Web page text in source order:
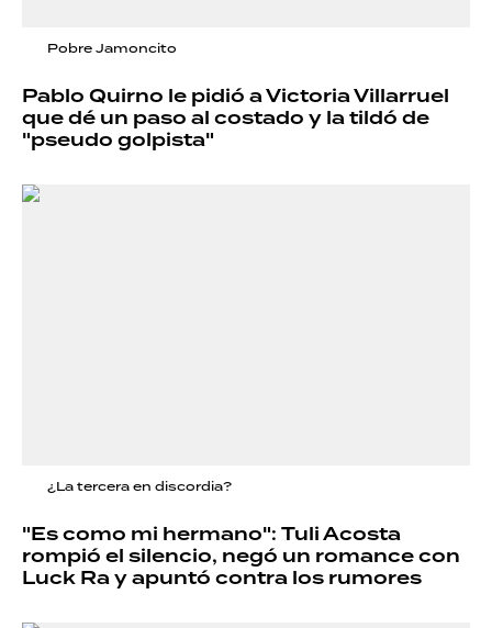
Pobre Jamoncito
Pablo Quirno le pidió a Victoria Villarruel
que dé un paso al costado y la tildó de
"pseudo golpista"
¿La tercera en discordia?
"Es como mi hermano": Tuli Acosta
rompió el silencio, negó un romance con
Luck Ra y apuntó contra los rumores